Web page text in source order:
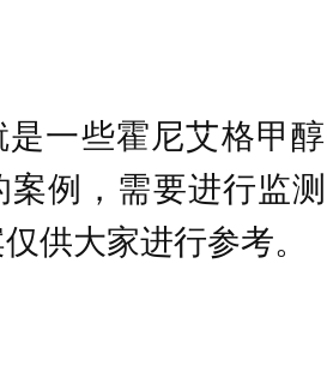
是一些霍尼艾格甲
案例，需要进行监
供大家进行参考。